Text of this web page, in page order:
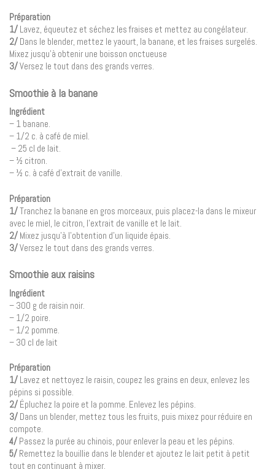
Préparation
1/ Lavez, équeutez et séchez les fraises et mettez au congélateur.
2/ Dans le blender, mettez le yaourt, la banane, et les fraises surgelés.
Mixez jusqu’à obtenir une boisson onctueuse
3/Versez le tout dans des grands verres.
Smoothie à la banane
Ingrédient
– 1 banane.
– 1/2 c. à café de miel.
– 25 cl de lait.
– ½ citron.
– ½ c. à café d’extrait de vanille.
Préparation
1/Tranchez la banane en gros morceaux, puis placez-la dans le mixeur
avec le miel, le citron, l’extrait de vanille et le lait.
2/ Mixez jusqu’à l’obtention d’un liquide épais.
3/Versez le tout dans des grands verres.
Smoothie aux raisins
Ingrédient
– 300 g de raisin noir.
– 1/2 poire.
– 1/2 pomme.
– 30 cl de lait
Préparation
1/ Lavez et nettoyez le raisin, coupez les grains en deux, enlevez les
pépins si possible.
2/ Épluchez la poire et la pomme. Enlevez les pépins.
3/ Dans un blender, mettez tous les fruits, puis mixez pour réduire en
compote.
4/ Passez la purée au chinois, pour enlever la peau et les pépins.
5/ Remettez la bouillie dans le blender et ajoutez le lait petit à petit
tout en continuant à mixer.